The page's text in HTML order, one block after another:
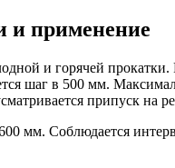
и применение
и горячей
шаг в 500 мм.
припуск на
мм. Соблюдается